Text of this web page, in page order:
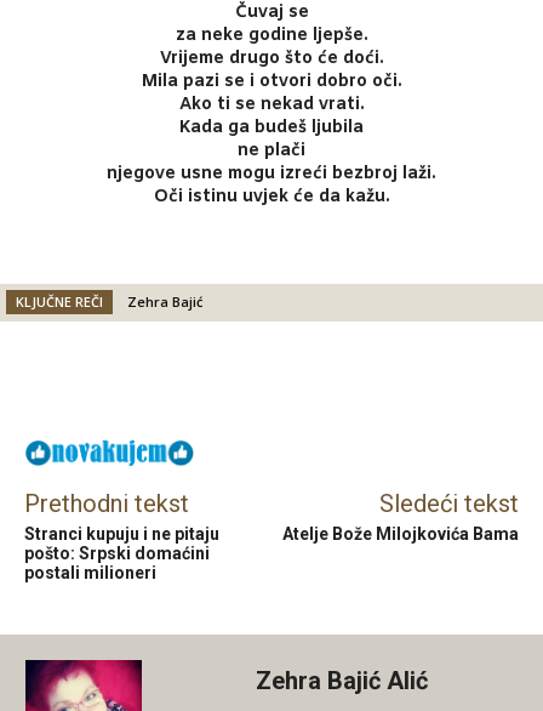
Čuvaj se
za neke godine ljepše.
Vrijeme drugo što će doći.
Mila pazi se i otvori dobro oči.
Ako ti se nekad vrati.
Kada ga budeš ljubila
ne plači
njegove usne mogu izreći bezbroj laži.
Oči istinu uvjek će da kažu.
KLJUČNE REČI Zehra Bajić
Prethodni tekst
Stranci kupuju i ne pitaju
pošto: Srpski domaćini
postali milioneri
Sledeći tekst
Atelje Bože Milojkovića Bama
Zehra Bajić Alić